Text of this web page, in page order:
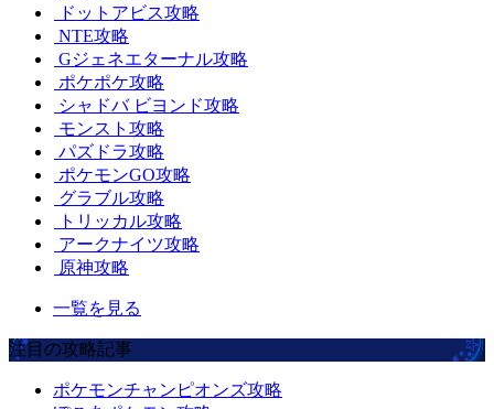
ドットアビス攻略
NTE攻略
Gジェネエターナル攻略
ポケポケ攻略
シャドバ ビヨンド攻略
モンスト攻略
パズドラ攻略
ポケモンGO攻略
グラブル攻略
トリッカル攻略
アークナイツ攻略
原神攻略
一覧を見る
注目の攻略記事
ポケモンチャンピオンズ攻略